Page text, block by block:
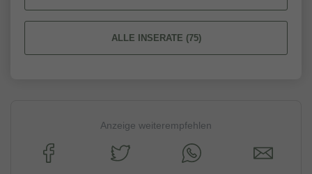
ALLE INSERATE (75)
Anzeige weiterempfehlen